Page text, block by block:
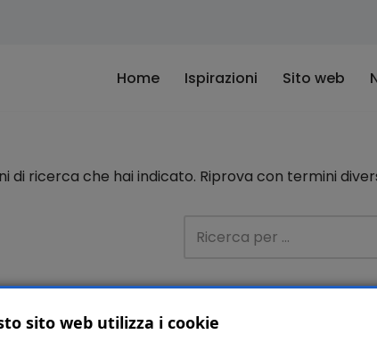
Home Ispirazioni Sito web
di ricerca che hai indicato. Riprova con termini
sito web utilizza i cookie